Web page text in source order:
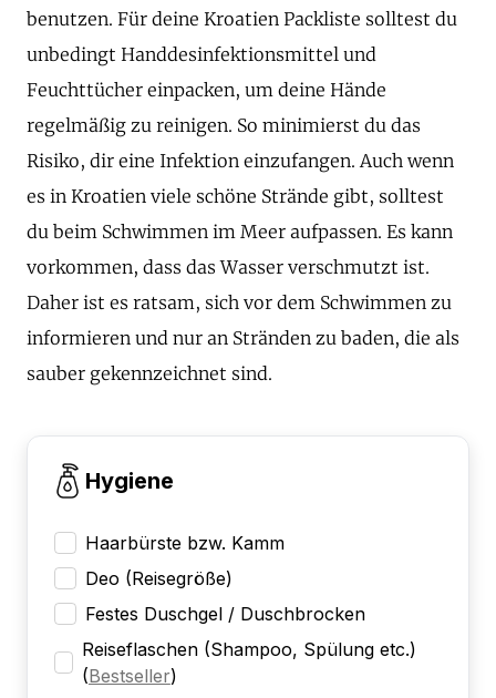
benutzen. Für deine Kroatien Packliste solltest du
unbedingt Handdesinfektionsmittel und
Feuchttücher einpacken, um deine Hände
regelmäßig zu reinigen. So minimierst du das
Risiko, dir eine Infektion einzufangen. Auch wenn
es in Kroatien viele schöne Strände gibt, solltest
du beim Schwimmen im Meer aufpassen. Es kann
vorkommen, dass das Wasser verschmutzt ist.
Daher ist es ratsam, sich vor dem Schwimmen zu
informieren und nur an Stränden zu baden, die als
sauber gekennzeichnet sind.
Hygiene
Haarbürste bzw. Kamm
Deo (Reisegröße)
Festes Duschgel / Duschbrocken
Reiseflaschen (Shampoo, Spülung etc.)
(Bestseller)